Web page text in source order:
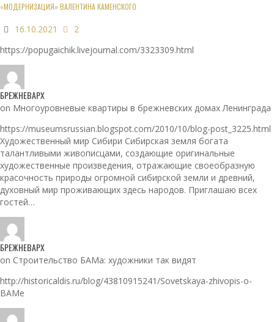
«МОДЕРНИЗАЦИЯ» ВАЛЕНТИНА КАМЕНСКОГО
16.10.2021
2
https://popugaichik.livejournal.com/3323309.html
БРЕЖНЕВАРХ
on Многоуровневые квартиры в брежневских домах Ленинграда
https://museumsrussian.blogspot.com/2010/10/blog-post_3225.html
Художественный мир Сибири Сибирская земля богата
талантливыми живописцами, создающие оригинальные
художественные произведения, отражающие своеобразную
красочность природы огромной сибирской земли и древний,
духовный мир проживающих здесь народов. Приглашаю всех
гостей…
БРЕЖНЕВАРХ
on Строительство БАМа: художники так видят
http://historicaldis.ru/blog/43810915241/Sovetskaya-zhivopis-o-
BAMe